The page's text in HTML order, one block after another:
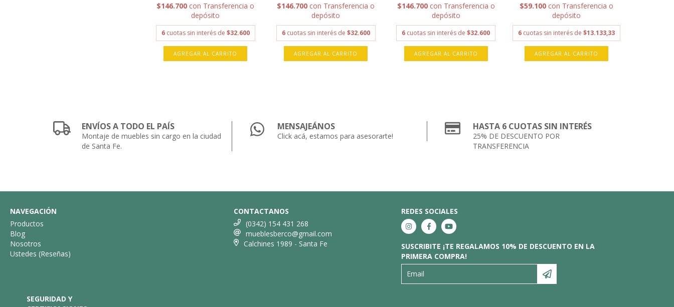
$146.700 con Transferencia o
depósito
6 cuotas sin interés de $32.600
AGREGAR AL CARRITO
$146.700 con Transferencia o
depósito
6 cuotas sin interés de $32.600
AGREGAR AL CARRITO
$146.700 con Transferencia o
depósito
6 cuotas sin interés de$32.600
AGREGAR AL CARRITO
$59.100 con Transferencia o
depósito
6 cuotas sin interés de $13.133,33
AGREGAR AL CARRITO
ENVÍOS A TODO EL PAÍS
Montaje de muebles sin cargo en la ciudad
de Santa Fe.
MENSAJEÁNOS
Click acá, estamos para asesorarte!
HASTA 6 CUOTAS SIN INTERÉS
25% DE DESCUENTO POR
TRANSFERENCIA
NAVEGACIÓN
Productos
Blog
Nosotros
Ustedes (Reseñas)
CONTACTANOS
(0342) 154 431 268
mueblesberco@gmail.com
Calchines 1989 - Santa Fe
REDES SOCIALES
SUSCRIBITE ¡TE REGALAMOS 10% DE DESCUENTO EN LA
PRIMERA COMPRA!
SEGURIDAD Y